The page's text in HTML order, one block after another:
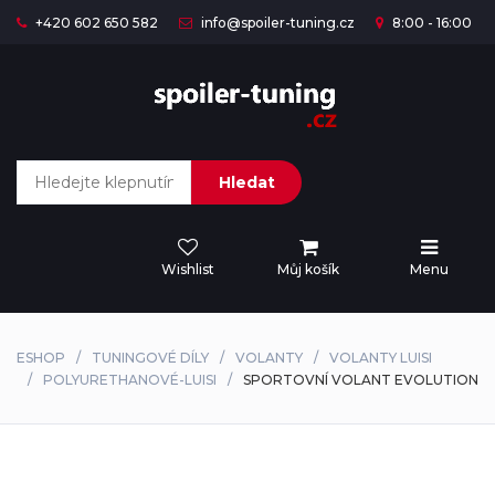
+420 602 650 582 info@spoiler-tuning.cz 8:00 - 16:00
Hledat
Wishlist Můj košík Menu
ESHOP TUNINGOVÉ DÍLY VOLANTY
VOLANTY LUISI
POLYURETHANOVÉ-LUISI
SPORTOVNÍ VOLANT EVOLUTION